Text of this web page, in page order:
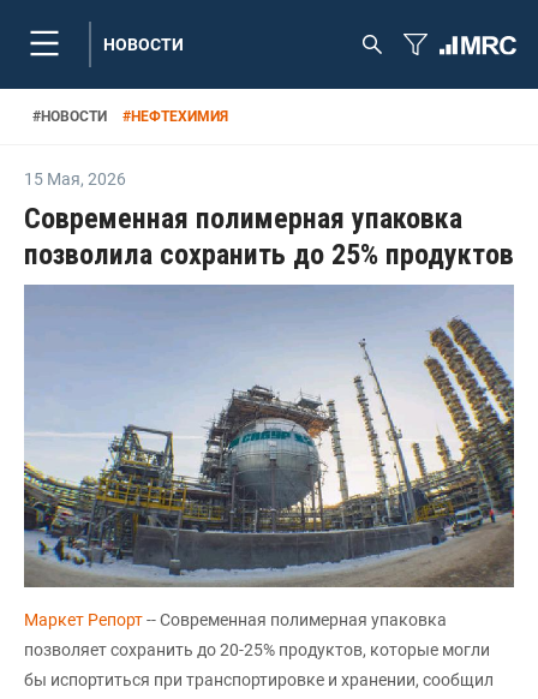
НОВОСТИ
#НОВОСТИ #НЕФТЕХИМИЯ
15 Мая, 2026
Современная полимерная упаковка
позволила сохранить до 25% продуктов
Маркет Репорт-- Современная полимерная упаковка
позволяет сохранить до 20-25% продуктов, которые могли
бы испортиться при транспортировке и хранении, сообщил